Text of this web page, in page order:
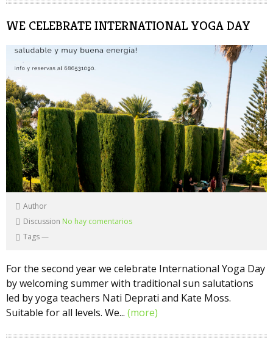
WE CELEBRATE INTERNATIONAL YOGA DAY
Author
Discussion No hay comentarios
Tags—
For the second year we celebrate International Yoga Day
by welcoming summer with traditional sun salutations
led by yoga teachers Nati Deprati and Kate Moss.
Suitable for all levels. We... (more)